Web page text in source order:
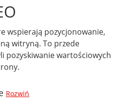
wspierają pozycjonowanie,
witryną. To przede
pozyskiwanie wartościowych
Rozwiń